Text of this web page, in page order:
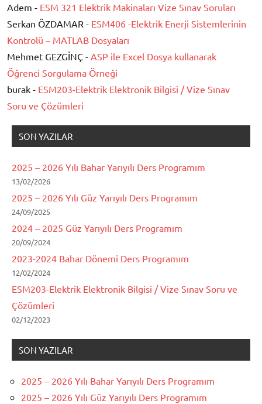
Adem - ESM 321 Elektrik Makinaları Vize Sınav Soruları
Serkan ÖZDAMAR - ESM406 -Elektrik Enerji Sistemlerinin
Kontrolü – MATLAB Dosyaları
Mehmet GEZGİNÇ - ASP ile Excel Dosya kullanarak
Öğrenci Sorgulama Örneği
burak - ESM203-Elektrik Elektronik Bilgisi / Vize Sınav
Soru ve Çözümleri
SON YAZILAR
2025 – 2026 Yılı Bahar Yarıyılı Ders Programım
13/02/2026
2025 – 2026 Yılı Güz Yarıyılı Ders Programım
24/09/2025
2024 – 2025 Güz Yarıyılı Ders Programım
20/09/2024
2023-2024 Bahar Dönemi Ders Programım
12/02/2024
ESM203-Elektrik Elektronik Bilgisi / Vize Sınav Soru ve
Çözümleri
02/12/2023
SON YAZILAR
2025 – 2026 Yılı Bahar Yarıyılı Ders Programım
2025 – 2026 Yılı Güz Yarıyılı Ders Programım